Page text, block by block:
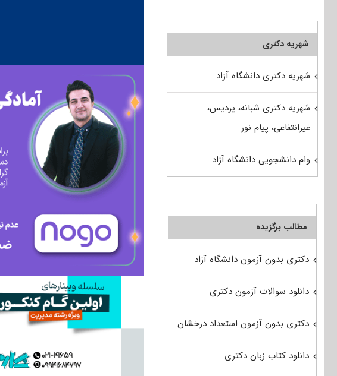
شهریه دکتری
شهریه دکتری دانشگاه آزاد
شهریه دکتری شبانه، پردیس،
غیرانتفاعی، پیام نور
وام دانشجویی دانشگاه آزاد
مطالب برگزیده
دکتری بدون آزمون دانشگاه آزاد
دانلود سوالات آزمون دکتری
دکتری بدون آزمون استعداد درخشان
دانلود کتاب زبان دکتری